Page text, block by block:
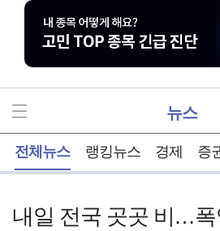
뉴스
전체뉴스 랭킹뉴스 경제 증
내일 전국 곳곳 비…폭